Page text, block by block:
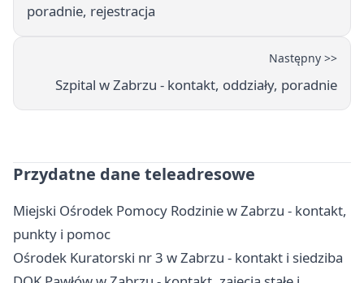
poradnie, rejestracja
Następny >>
Szpital w Zabrzu - kontakt, oddziały, poradnie
Przydatne dane teleadresowe
Miejski Ośrodek Pomocy Rodzinie w Zabrzu - kontakt,
punkty i pomoc
Ośrodek Kuratorski nr 3 w Zabrzu - kontakt i siedziba